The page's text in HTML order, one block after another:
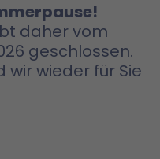
daher vom
geschlossen.
wir wieder für Sie